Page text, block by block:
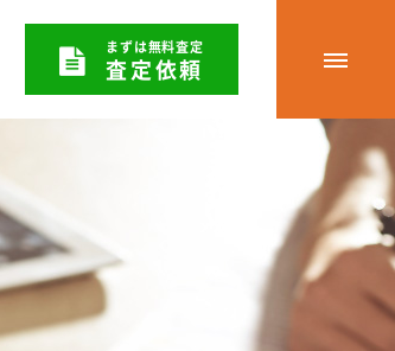
まずは無料査定
査定依頼